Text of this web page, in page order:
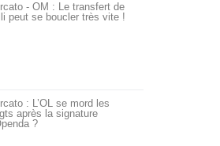
- OM : Le transfert de
peut se boucler très vite !
: L’OL se mord les
après la signature
?